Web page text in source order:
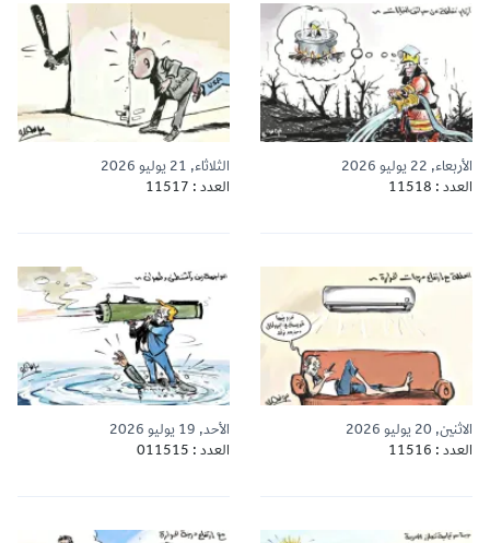
الأربعاء, 22 يوليو 2026
العدد : 11518
الثلاثاء, 21 يوليو 2026
العدد : 11517
الاثنين, 20 يوليو 2026
العدد : 11516
الأحد, 19 يوليو 2026
العدد : 011515